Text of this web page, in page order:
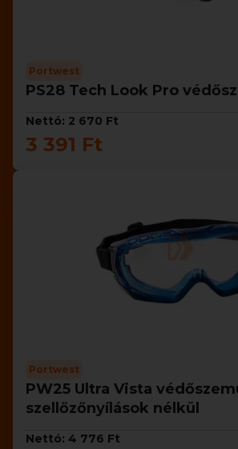
Portwest
PS28 Tech Look Pro
Nettó: 2 670 Ft
3 391 Ft
Portwest
PW25 Ultra Vista
szellőzőnyílások nélkül
Nettó: 4 776 Ft